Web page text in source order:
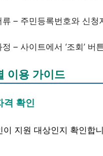
류 – 주민등록번호와 신청
– 사이트에서 ‘조회’ 버
이용 가이드
격 확인
이 지원 대상인지 확인합